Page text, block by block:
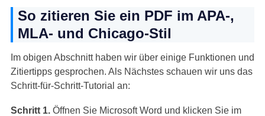
So zitieren Sie ein PDF im APA-,
MLA- und Chicago-Stil
Im obigen Abschnitt haben wir über einige Funktionen und
Zitiertipps gesprochen. Als Nächstes schauen wir uns das
Schritt-für-Schritt-Tutorial an:
Schritt 1.Öffnen Sie Microsoft Word und klicken Sie im